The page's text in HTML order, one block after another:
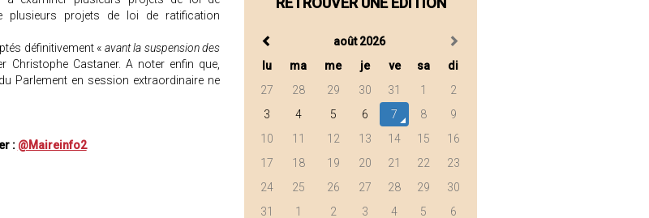
plusieurs projets de loi de ratification
définitivement « avant la suspension des
Christophe Castaner. A noter enfin que,
Parlement en session extraordinaire ne
: @Maireinfo2
août 2026
lu
ma me je ve sa
di
27
28 29 30 31 1
2
3
4 5 6 7 8
9
10
11 12 13 14 15
16
17
18 19 20 21 22
23
24
25 26 27 28 29
30
31
1 2 3 4 5 6